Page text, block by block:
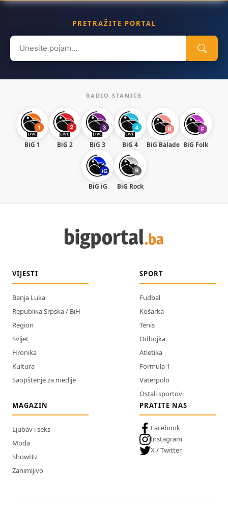
PRETRAŽITE PORTAL
Search
for:
RADIO STANICE
BiG 1 BiG 2 BiG 3 BiG 4 BiG Balade BiG Folk
BiG iG BiG Rock
VIJESTI
Banja Luka
Republika Srpska / BiH
Region
Svijet
Hronika
Kultura
Saopštenje za medije
SPORT
Fudbal
Košarka
Tenis
Odbojka
Atletika
Formula 1
Vaterpolo
Ostali sportovi
MAGAZIN
Ljubav i seks
Moda
ShowBiz
Zanimljivo
PRATITE NAS
Facebook
Instagram
X / Twitter